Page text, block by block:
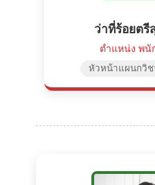
ว่าที่ร้อยตรี
ตำแหน่ง พนั
หัวหน้าแผนกวิช